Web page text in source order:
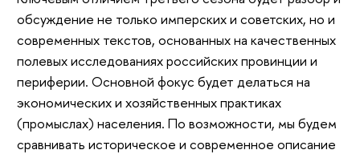
обсуждение не только имперских и советских, но и
современных текстов, основанных на качественных
полевых исследованиях российских провинции и
периферии. Основной фокус будет делаться на
экономических и хозяйственных практиках
(промыслах) населения. По возможности, мы будем
сравнивать историческое и современное описание